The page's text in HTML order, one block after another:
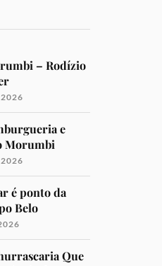
– Rodízio
2026
e
Morumbi
2026
é ponto da
Belo
Que